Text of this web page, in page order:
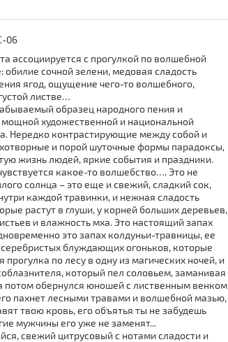
06
ассоциируется с прогулкой по волшебной
обилие сочной зелени, медовая сладость
ягод, ощущение чего-то волшебного,
листве…
образец народного пения и
мощной художественной и национальной
Нередко контрастирующие между собой и
и порой шуточные формы парадоксы,
жизнь людей, яркие события и праздники.
какое-то волшебство…. Это не
солнца – это еще и свежий, сладкий сок,
каждой травинки, и нежная сладость
растут в глуши, у корней больших деревьев,
и влажность мха. Это настоящий запах
это запах колдуньи-травницы, ее
серебристых блуждающих огоньков, которые
прогулка по лесу в одну из магических ночей, и
который пел соловьем, заманивая
потом обернулся юношей с лиственным венком
пахнет лесными травами и волшебной мазью,
твою кровь, его объятья ты не забудешь
мужчины его уже не заменят...
свежий цитрусовый с нотами сладости и